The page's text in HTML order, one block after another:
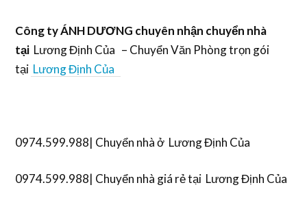
Công ty ÁNH DƯƠNG chuyên nhận chuyển nhà
tại Lương Định Của – Chuyển Văn Phòng trọn gói
tại Lương Định Của
0974.599.988| Chuyển nhà ở Lương Định Của
0974.599.988| Chuyển nhà giá rẻ tại Lương Định Của